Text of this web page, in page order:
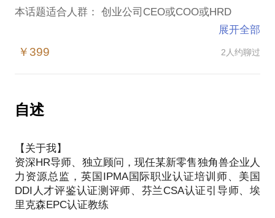
作为资深招聘官，我想告诉你，规模企业一个职位每
天会收到70多封简历，招聘官通常用10秒钟的时间来
的判断、假设和期许。 然而目前投递的简历中大约有
引起HR的兴趣。
长年的面试工作经验，让我有两点强烈的感受：
1、对简历的自我感觉良好，基本是工作职责描述，毫
无亮点；
本话题适合人群： 创业公司CEO或COO或HRD
服务，10年的企业实战经验、7年的管理咨询服务经
例如业务发展中核心人才不足、高速发展的人员内
卷、业务拆分后的团队涣散、核心管理团队的动
以，无论你是CEO还是COO，无论你是HRD还是
HRM，都有可能遇到以下难题：
为了更好地支持业务转型或是业务发展，组织架构如
何调整？
展开全部
￥399 2人约聊过
自述
【关于我】
资深HR导师、独立顾问，现任某新零售独角兽企业人
力资源总监，英国IPMA国际职业认证培训师、美国
DDI人才评鉴认证测评师、芬兰CSA认证引导师、埃
里克森EPC认证教练